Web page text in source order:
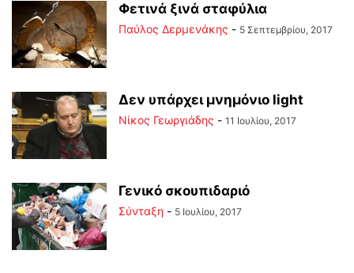
Φετινά ξινά σταφύλια
Παύλος Δερμενάκης - 5 Σεπτεμβρίου, 2017
Δεν υπάρχει μνημόνιο light
Νίκος Γεωργιάδης - 11 Ιουλίου, 2017
Γενικό σκουπιδαριό
Σύνταξη - 5 Ιουλίου, 2017